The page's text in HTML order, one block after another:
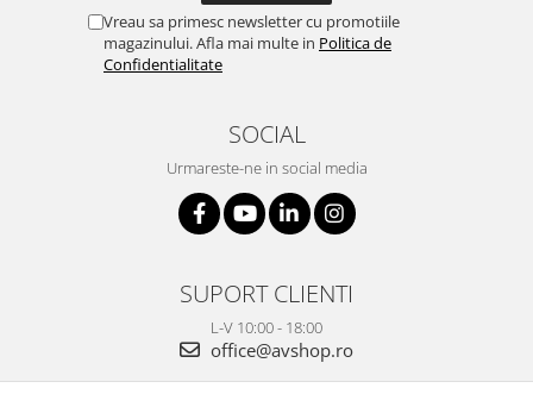
Vreau sa primesc newsletter cu promotiile
magazinului. Afla mai multe in Politica de
Confidentialitate
SOCIAL
Urmareste-ne in social media
SUPORT CLIENTI
L-V 10:00 - 18:00
office@avshop.ro